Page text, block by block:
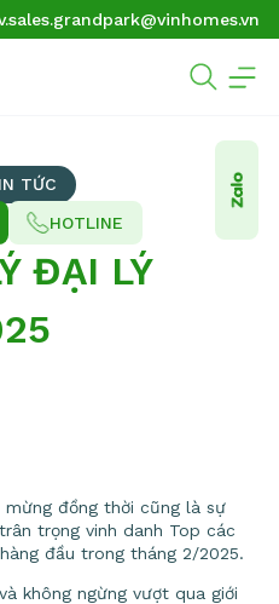
TỨC
ĐẠI LÝ
mừng đồng thời cũng là sự
trọng vinh danh Top các
đầu trong tháng 2/2025.
không ngừng vượt qua giới
HOTLINE